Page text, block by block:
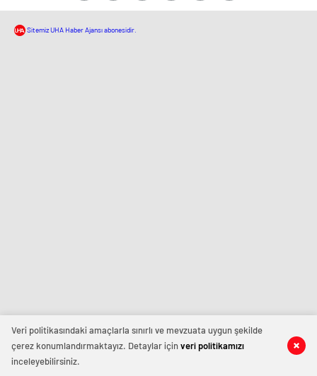
Veri politikasındaki amaçlarla sınırlı ve mevzuata uygun şekilde
çerez konumlandırmaktayız. Detaylar içinveri politikamızı
inceleyebilirsiniz.
Sitemiz UHA Haber Ajansı abonesidir.